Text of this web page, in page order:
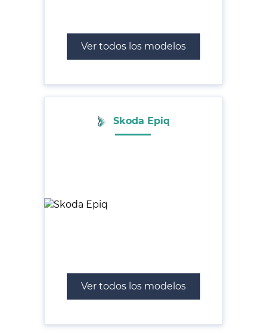
Ver todos los modelos
Skoda Epiq
Ver todos los modelos